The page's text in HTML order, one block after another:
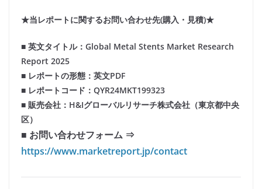
★当レポートに関するお問い合わせ先(購入・見積)★
■ 英文タイトル：Global Metal Stents Market Research
Report 2025
■ レポートの形態：英文PDF
■ レポートコード：QYR24MKT199323
■ 販売会社：H&Iグローバルリサーチ株式会社（東京都中央
区）
■ お問い合わせフォーム ⇒
https://www.marketreport.jp/contact